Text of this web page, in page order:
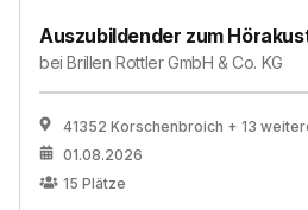
Auszubildender zum
beiBrillen Rottler GmbH & Co. KG
41352 Korschenbroich + 13
01.08.2026
15 Plätze